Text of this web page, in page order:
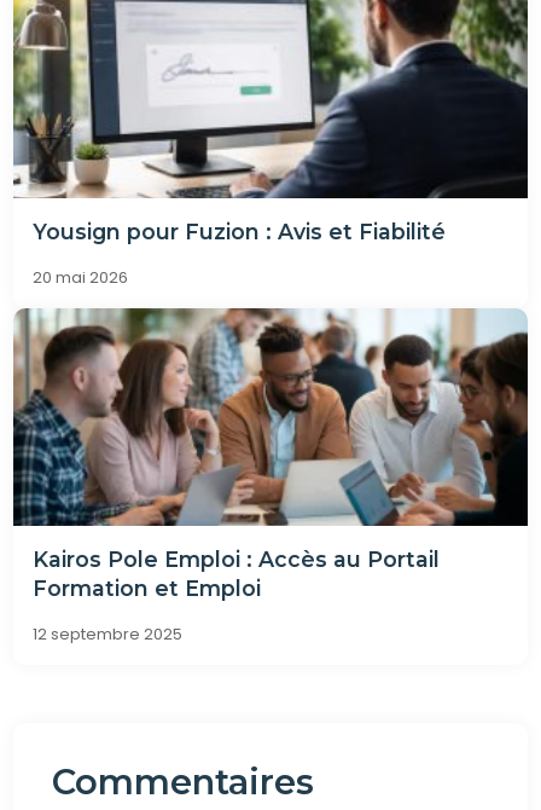
Yousign pour Fuzion : Avis et Fiabilité
20 mai 2026
Kairos Pole Emploi : Accès au Portail
Formation et Emploi
12 septembre 2025
Commentaires